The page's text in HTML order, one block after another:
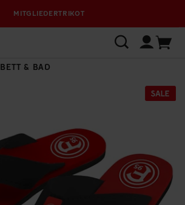
MITGLIEDERTRIKOT
BETT & BAD